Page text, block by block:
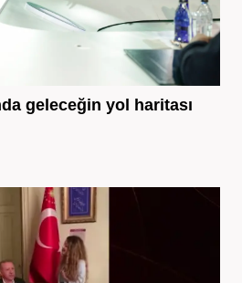
geleceğin yol haritası